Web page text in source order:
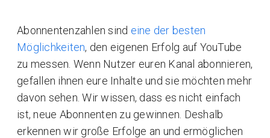
Abonnentenzahlen sind eine der besten
Möglichkeiten, den eigenen Erfolg auf YouTube
zu messen. Wenn Nutzer euren Kanal abonnieren,
gefallen ihnen eure Inhalte und sie möchten mehr
davon sehen. Wir wissen, dass es nicht einfach
ist, neue Abonnenten zu gewinnen. Deshalb
erkennen wir große Erfolge an und ermöglichen